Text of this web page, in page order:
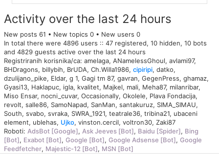
Activity over the last 24 hours
New posts 61 • New topics 0 • New users 0
In total there were 4896 users :: 47 registered, 10 hidden, 10 bots
and 4829 guests active over the last 24 hours
Registriranih korisnika/ca: amelaga, ANamelessGhoul, avlami97,
BHDragons, billybih, BrUDA, Ch.Willa1986, cipiripi, datko,
dzulijano_pike, Eldar, g 1, Gagi tm 87, gavran, GegenPress, ghamaz,
Gyasi13, Haklapuc, igla, kvalitet, Majkel, mali, Meha87, milanribar,
Miso Ensar, nocni_cuvar, Occasionally, Okolele, Plava Fondacija,
revolt, salle86, SamoNapad, SanMan, santakuruz, SIMA_SIMAU,
South, svabo, svraka, SWRA_1921, teatrale36, tribina21, ubaceni
element, ublehas, Ujko, vinston.cercil, voltron30, Zaki87
Roboti: AdsBot [Google], Ask Jeeves [Bot], Baidu [Spider], Bing
[Bot], Exabot [Bot], Google [Bot], Google Adsense [Bot], Google
Feedfetcher, Majestic-12 [Bot], MSN [Bot]